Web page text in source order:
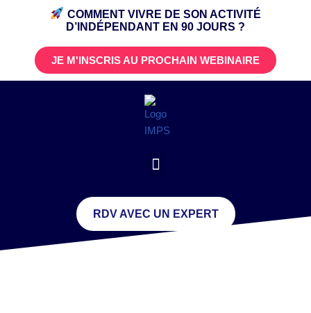
COMMENT VIVRE DE SON ACTIVITÉ
D’INDÉPENDANT EN 90 JOURS ?
JE M'INSCRIS AU PROCHAIN WEBINAIRE
RDV AVEC UN EXPERT